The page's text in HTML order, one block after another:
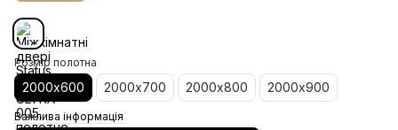
Розмір полотна
2000х600 2000х700 2000х800 2000х900
Важлива інформація